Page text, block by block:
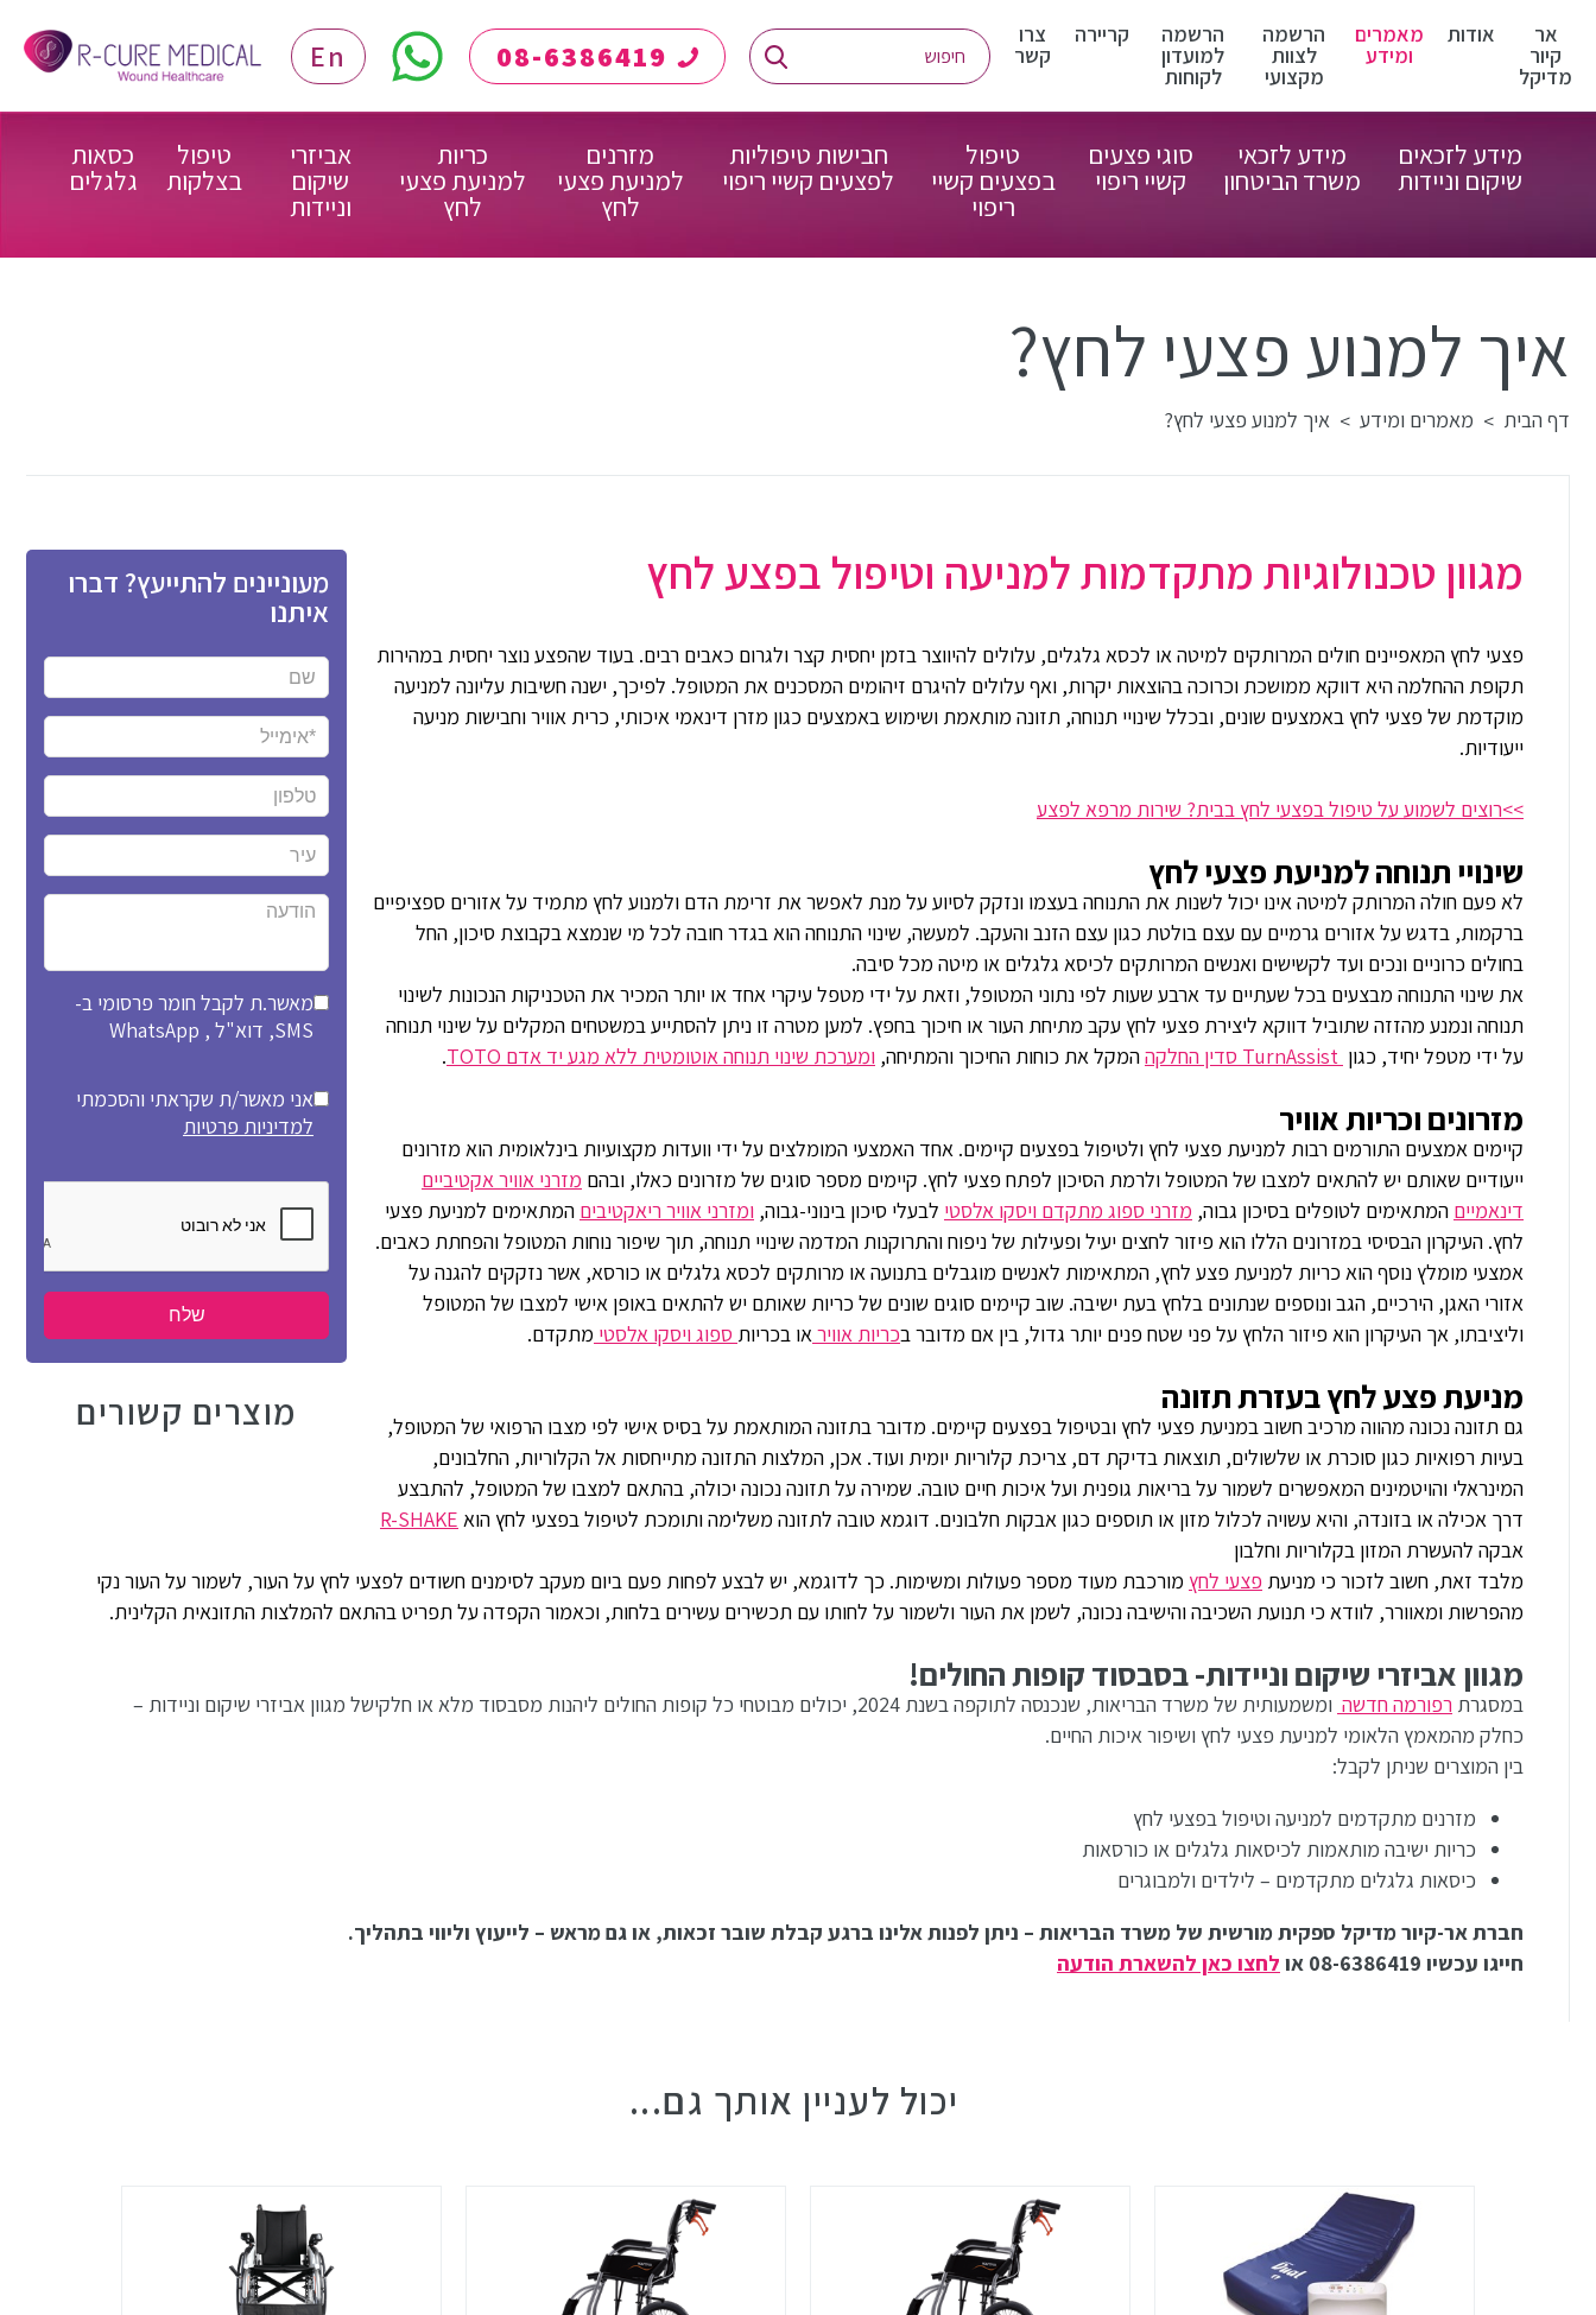
אר
קיור
מדיקל
אודות מאמרים
ומידע
הרשמה
לצוות
מקצועי
הרשמה
למועדון
לקוחות
קריירה צרו
קשר En
מידע לזכאים
שיקום וניידות
מידע לזכאי
משרד הביטחון
סוגי פצעים
קשיי ריפוי
טיפול
בפצעים קשיי
ריפוי
חבישות טיפוליות
לפצעים קשיי ריפוי
מזרנים
למניעת פצעי
לחץ
כריות
למניעת פצעי
לחץ
אביזרי
שיקום
וניידות
טיפול
בצלקות
כסאות
גלגלים
איך למנוע פצעי לחץ?
דף הבית > מאמרים ומידע > איך למנוע פצעי לחץ?
מעוניינים להתייעץ? דברו
איתנו
מאשר.ת לקבל חומר פרסומי ב-
SMS, דוא"ל , WhatsApp
אני מאשר/ת שקראתי והסכמתי
למדיניות פרטיות
מוצרים קשורים
מגוון טכנולוגיות מתקדמות למניעה וטיפול בפצע לחץ
פצעי לחץ המאפיינים חולים המרותקים למיטה או לכסא גלגלים, עלולים להיווצר בזמן יחסית קצר ולגרום כאבים רבים. בעוד שהפצע נוצר יחסית במהירות
תקופת ההחלמה היא דווקא ממושכת וכרוכה בהוצאות יקרות, ואף עלולים להיגרם זיהומים המסכנים את המטופל. לפיכך, ישנה חשיבות עליונה למניעה
מוקדמת של פצעי לחץ באמצעים שונים, ובכלל שינויי תנוחה, תזונה מותאמת ושימוש באמצעים כגון מזרן דינאמי איכותי, כרית אוויר וחבישות מניעה
ייעודיות.
>>רוצים לשמוע על טיפול בפצעי לחץ בבית? שירות מרפא לפצע
שינויי תנוחה למניעת פצעי לחץ
לא פעם חולה המרותק למיטה אינו יכול לשנות את התנוחה בעצמו ונזקק לסיוע על מנת לאפשר את זרימת הדם ולמנוע לחץ מתמיד על אזורים ספציפיים
ברקמות, בדגש על אזורים גרמיים עם עצם בולטת כגון עצם הזנב והעקב. למעשה, שינוי התנוחה הוא בגדר חובה לכל מי שנמצא בקבוצת סיכון, החל
בחולים כרוניים ונכים ועד לקשישים ואנשים המרותקים לכיסא גלגלים או מיטה מכל סיבה.
את שינוי התנוחה מבצעים בכל שעתיים עד ארבע שעות לפי נתוני המטופל, וזאת על ידי מטפל עיקרי אחד או יותר המכיר את הטכניקות הנכונות לשינוי
תנוחה ונמנע מהזזה שתוביל דווקא ליצירת פצעי לחץ עקב מתיחת העור או חיכוך בחפץ. למען מטרה זו ניתן להסתייע במשטחים המקלים על שינוי תנוחה
על ידי מטפל יחיד, כגון
המקל את כוחות החיכוך והמתיחה, ומערכת שינוי תנוחה אוטומטית ללא מגע יד אדם TOTO .
מזרונים וכריות אוויר
קיימים אמצעים התורמים רבות למניעת פצעי לחץ ולטיפול בפצעים קיימים. אחד האמצעי המומלצים על ידי וועדות מקצועיות בינלאומית הוא מזרונים
ייעודיים שאותם יש להתאים למצבו של המטופל ולרמת הסיכון לפתח פצעי לחץ. קיימים מספר סוגים של מזרונים כאלו, ובהם מזרני אוויר אקטיביים
דינאמיים המתאימים לטופלים בסיכון גבוה, מזרני ספוג מתקדם ויסקו אלסטי לבעלי סיכון בינוני-גבוה, ומזרני אוויר ריאקטיבים המתאימים למניעת פצעי
לחץ. העיקרון הבסיסי במזרונים הללו הוא פיזור לחצים יעיל ופעילות של ניפוח והתרוקנות המדמה שינויי תנוחה, תוך שיפור נוחות המטופל והפחתת כאבים.
אמצעי מומלץ נוסף הוא כריות למניעת פצע לחץ, המתאימות לאנשים מוגבלים בתנועה או מרותקים לכסא גלגלים או כורסא, אשר נזקקים להגנה על
אזורי האגן, הירכיים, הגב ונוספים שנתונים בלחץ בעת ישיבה. שוב קיימים סוגים שונים של כריות שאותם יש להתאים באופן אישי למצבו של המטופל
וליציבתו, אך העיקרון הוא פיזור הלחץ על פני שטח פנים יותר גדול, בין אם מדובר בכריות אוויראו בכריות ספוג ויסקו אלסטי מתקדם.
מניעת פצע לחץ בעזרת תזונה
גם תזונה נכונה מהווה מרכיב חשוב במניעת פצעי לחץ ובטיפול בפצעים קיימים. מדובר בתזונה המותאמת על בסיס אישי לפי מצבו הרפואי של המטופל,
בעיות רפואיות כגון סוכרת או שלשולים, תוצאות בדיקת דם, צריכת קלוריות יומית ועוד. אכן, המלצות התזונה מתייחסות אל הקלוריות, החלבונים,
המינראלי והויטמינים המאפשרים לשמור על בריאות גופנית ועל איכות חיים טובה. שמירה על תזונה נכונה יכולה, בהתאם למצבו של המטופל, להתבצע
דרך אכילה או בזונדה, והיא עשויה לכלול מזון או תוספים כגון אבקות חלבונים. דוגמא טובה לתזונה משלימה ותומכת לטיפול בפצעי לחץ הוא R-SHAKE
אבקה להעשרת המזון בקלוריות וחלבון
מלבד זאת, חשוב לזכור כי מניעת פצעי לחץ מורכבת מעוד מספר פעולות ומשימות. כך לדוגמא, יש לבצע לפחות פעם ביום מעקב לסימנים חשודים לפצעי לחץ על העור, לשמור על העור נקי
מהפרשות ומאוורר, לוודא כי תנועת השכיבה והישיבה נכונה, לשמן את העור ולשמור על לחותו עם תכשירים עשירים בלחות, וכאמור הקפדה על תפריט בהתאם להמלצות התזונאית הקלינית.
מגוון אביזרי שיקום וניידות- בסבסוד קופות החולים!
במסגרת רפורמה חדשה
ומשמעותית של משרד הבריאות, שנכנסה לתוקפה בשנת 2024, יכולים מבוטחי כל קופות החולים ליהנות מסבסוד מלא או חלקישל מגוון אביזרי שיקום וניידות –
כחלק מהמאמץ הלאומי למניעת פצעי לחץ ושיפור איכות החיים.
בין המוצרים שניתן לקבל:
מזרנים מתקדמים למניעה וטיפול בפצעי לחץ
כריות ישיבה מותאמות לכיסאות גלגלים או כורסאות
כיסאות גלגלים מתקדמים – לילדים ולמבוגרים
חברת אר-קיור מדיקל ספקית מורשית של משרד הבריאות – ניתן לפנות אלינו ברגע קבלת שובר זכאות, או גם מראש – לייעוץ וליווי בתהליך.
חייגו עכשיו 08-6386419 או
לחצו כאן להשארת הודעה
יכול לעניין אותך גם...